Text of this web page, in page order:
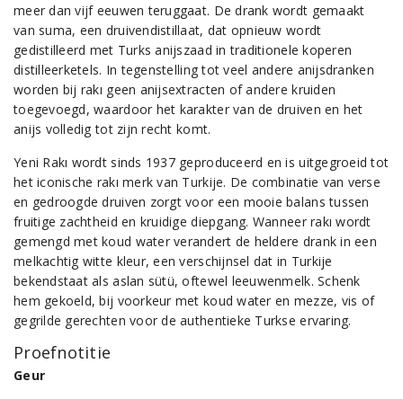
meer dan vijf eeuwen teruggaat. De drank wordt gemaakt
van suma, een druivendistillaat, dat opnieuw wordt
gedistilleerd met Turks anijszaad in traditionele koperen
distilleerketels. In tegenstelling tot veel andere anijsdranken
worden bij rakı geen anijsextracten of andere kruiden
toegevoegd, waardoor het karakter van de druiven en het
anijs volledig tot zijn recht komt.
Yeni Rakı wordt sinds 1937 geproduceerd en is uitgegroeid tot
het iconische rakı merk van Turkije. De combinatie van verse
en gedroogde druiven zorgt voor een mooie balans tussen
fruitige zachtheid en kruidige diepgang. Wanneer rakı wordt
gemengd met koud water verandert de heldere drank in een
melkachtig witte kleur, een verschijnsel dat in Turkije
bekendstaat als aslan sütü, oftewel leeuwenmelk. Schenk
hem gekoeld, bij voorkeur met koud water en mezze, vis of
gegrilde gerechten voor de authentieke Turkse ervaring.
Proefnotitie
Geur